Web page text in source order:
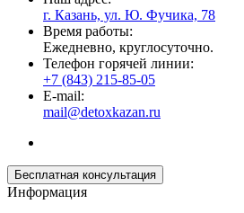
г. Казань, ул. Ю. Фучика, 78
Время работы:
Ежедневно, круглосуточно.
Телефон горячей линии:
+7 (843) 215-85-05
E-mail:
mail@detoxkazan.ru
Бесплатная консультация
Информация